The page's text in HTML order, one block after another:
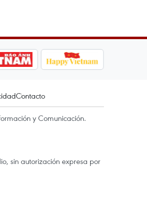
Contacto
y Comunicación.
sin autorización expresa por